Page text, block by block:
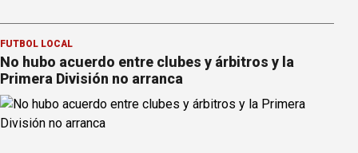
FÚTBOL LOCAL
No hubo acuerdo entre clubes y árbitros y la
Primera División no arranca